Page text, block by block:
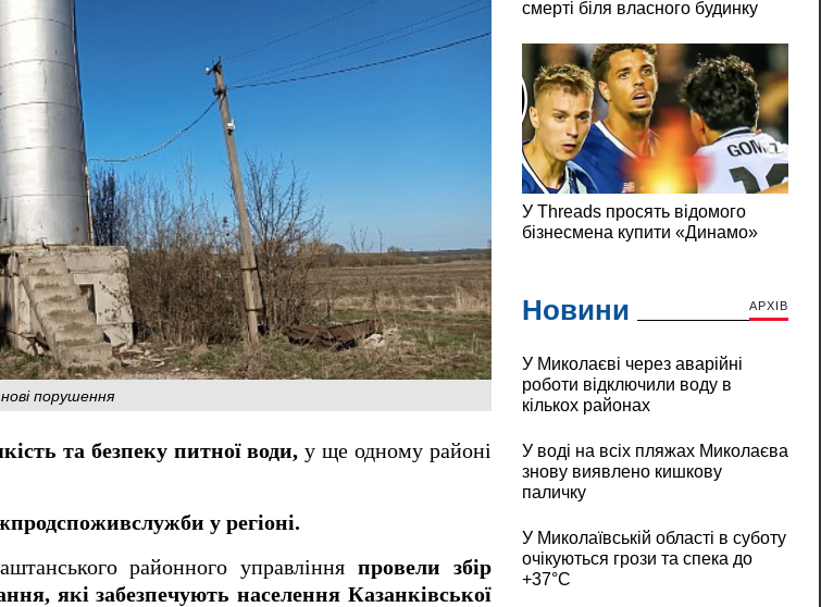
порушення
та безпеку питної води, у ще одному районі
у регіоні.
районного управління провели збір
які забезпечують населення Казанківської
Новини АРХІВ
У Миколаєві через аварійні
роботи відключили воду в
кількох районах
У воді на всіх пляжах Миколаєва
знову виявлено кишкову
паличку
У Миколаївській області в суботу
очікуються грози та спека до
+37°C